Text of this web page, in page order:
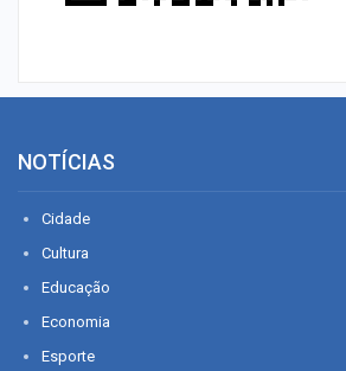
NOTÍCIAS
Cidade
Cultura
Educação
Economia
Esporte